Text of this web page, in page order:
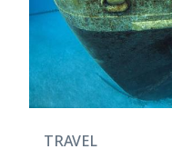
TRAVEL